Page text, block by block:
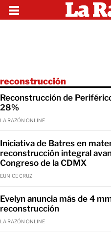
reconstrucción
Reconstrucción de
28%
LA RAZÓN ONLINE
Iniciativa de Batres en
reconstrucción integral
Congreso de la CDMX
EUNICE CRUZ
Evelyn anuncia más de 4
reconstrucción
LA RAZÓN ONLINE